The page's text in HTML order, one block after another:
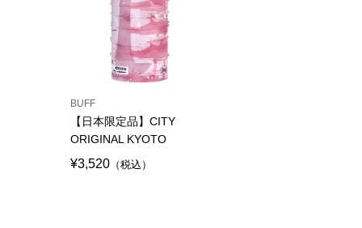
BUFF
【日本限定品】CITY
ORIGINAL KYOTO
¥3,520 （税込）